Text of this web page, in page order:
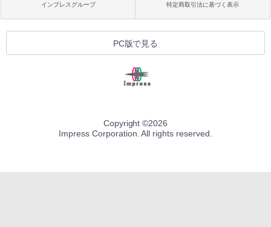
インプレスグループ 特定商取引法に基づく表示
PC版で見る
Copyright ©2026
Impress Corporation. All rights reserved.